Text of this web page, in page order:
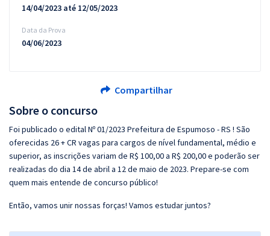
Sobre o concurso
Foi publicado o edital Nº 01/2023 Prefeitura de Espumoso - RS ! São
oferecidas 26 + CR vagas para cargos de nível fundamental, médio e
superior, as inscrições variam de R$ 100,00 a R$ 200,00 e poderão ser
realizadas do dia 14 de abril a 12 de maio de 2023. Prepare-se com
quem mais entende de concurso público!
Então, vamos unir nossas forças! Vamos estudar juntos?
14/04/2023 até 12/05/2023
Data da Prova
04/06/2023
Compartilhar